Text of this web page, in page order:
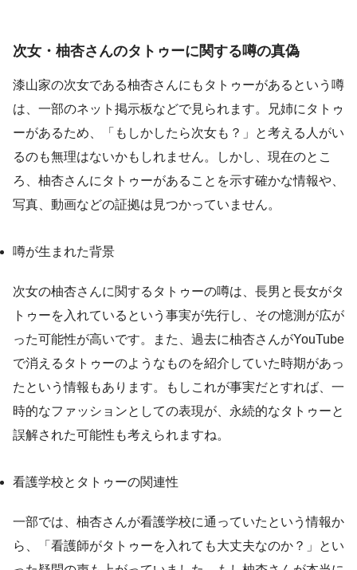
次女・柚杏さんのタトゥーに関する噂の真偽
漆山家の次女である柚杏さんにもタトゥーがあるという噂
は、一部のネット掲示板などで見られます。兄姉にタトゥ
ーがあるため、「もしかしたら次女も？」と考える人がい
るのも無理はないかもしれません。しかし、現在のとこ
ろ、柚杏さんにタトゥーがあることを示す確かな情報や、
写真、動画などの証拠は見つかっていません。
噂が生まれた背景
次女の柚杏さんに関するタトゥーの噂は、長男と長女がタ
トゥーを入れているという事実が先行し、その憶測が広が
った可能性が高いです。また、過去に柚杏さんがYouTube
で消えるタトゥーのようなものを紹介していた時期があっ
たという情報もあります。もしこれが事実だとすれば、一
時的なファッションとしての表現が、永続的なタトゥーと
誤解された可能性も考えられますね。
看護学校とタトゥーの関連性
一部では、柚杏さんが看護学校に通っていたという情報か
ら、「看護師がタトゥーを入れても大丈夫なのか？」とい